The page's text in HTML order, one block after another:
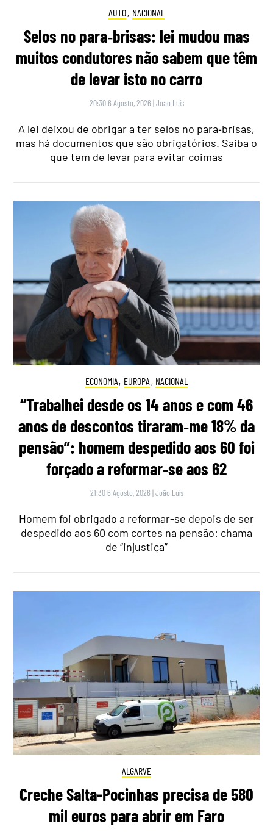
AUTO, NACIONAL
Selos no para‑brisas: lei mudou mas
muitos condutores não sabem que têm
de levar isto no carro
20:30 6 Agosto, 2026 |João Luís
A lei deixou de obrigar a ter selos no para‑brisas,
mas há documentos que são obrigatórios. Saiba o
que tem de levar para evitar coimas
ECONOMIA, EUROPA , NACIONAL
“Trabalhei desde os 14 anos e com 46
anos de descontos tiraram‑me 18% da
pensão”: homem despedido aos 60 foi
forçado a reformar‑se aos 62
21:30 6 Agosto, 2026 |João Luís
Homem foi obrigado a reformar-se depois de ser
despedido aos 60 com cortes na pensão: chama
de “injustiça”
ALGARVE
Creche Salta-Pocinhas precisa de 580
mil euros para abrir em Faro